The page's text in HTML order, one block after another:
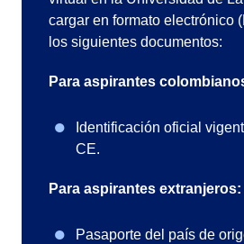
cargar en formato electrónico
los siguientes documentos:
Para aspirantes
Identificación oficial
CE.
Para aspirantes extranjeros:
Pasaporte del país de